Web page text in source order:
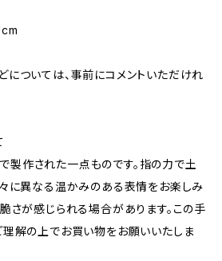
ついては、事前にコメントいただけれ
製作された一点ものです。指の力で土
に異なる温かみのある表情をお楽しみ
さが感じられる場合があります。この手
解の上でお買い物をお願いいたしま